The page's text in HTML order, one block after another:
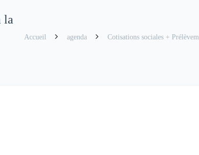
la
Accueil agenda Cotisations sociales +